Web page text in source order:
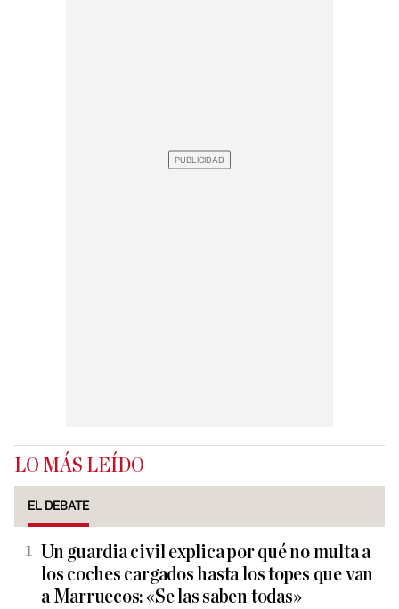
LO MÁS LEÍDO
EL DEBATE
Un guardia civil explica por qué no multa a
los coches cargados hasta los topes que van
a Marruecos: «Se las saben todas»